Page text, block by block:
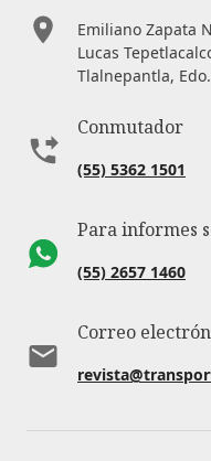
Emiliano Zapata
Lucas
Tlalnepantla,
Conmutador
(55) 5362 1501
Para informes
(55) 2657 1460
Correo